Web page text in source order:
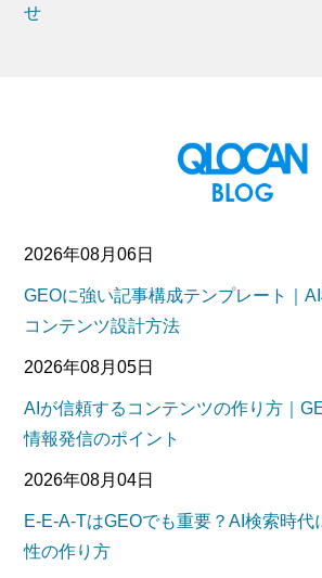
せ
2026年08月06日
GEOに強い記事構成テンプレート｜
コンテンツ設計方法
2026年08月05日
AIが信頼するコンテンツの作り方｜
情報発信のポイント
2026年08月04日
E-E-A-TはGEOでも重要？AI検索時代
性の作り方